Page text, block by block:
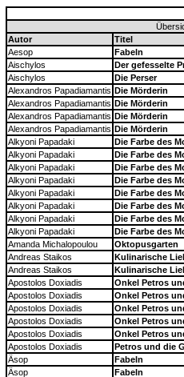
Autor
Titel
Aesop
Fabeln
Aischylos
Der gefesselte
Aischylos
Die Perser
Alexandros Papadiamantis Die Mörderin
Alexandros Papadiamantis Die Mörderin
Alexandros Papadiamantis Die Mörderin
Alexandros Papadiamantis Die Mörderin
Alkyoni Papadaki
Die Farbe des
Alkyoni Papadaki
Die Farbe des
Alkyoni Papadaki
Die Farbe des
Alkyoni Papadaki
Die Farbe des
Alkyoni Papadaki
Die Farbe des
Alkyoni Papadaki
Die Farbe des
Alkyoni Papadaki
Die Farbe des
Alkyoni Papadaki
Die Farbe des
Amanda Michalopoulou
Oktopusgarten
Andreas Staikos
Kulinarische
Andreas Staikos
Kulinarische
Apostolos Doxiadis
Onkel Petros
Apostolos Doxiadis
Onkel Petros
Apostolos Doxiadis
Onkel Petros
Apostolos Doxiadis
Onkel Petros
Apostolos Doxiadis
Onkel Petros
Apostolos Doxiadis
Petros und die
Äsop
Fabeln
Äsop
Fabeln